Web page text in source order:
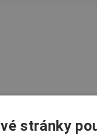
stránky